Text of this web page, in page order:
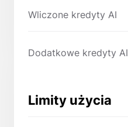
Wliczone kredyty AI
Dodatkowe kredyty AI
Limity użycia